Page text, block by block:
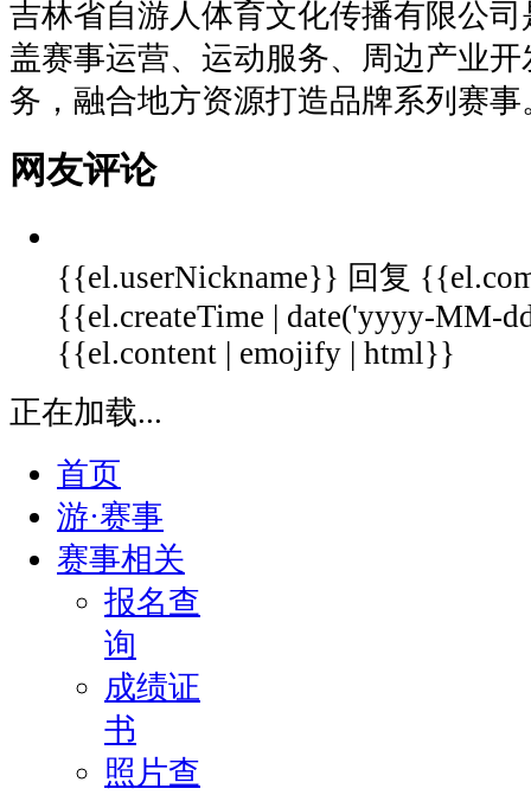
吉林省自游人体育文化传播有限公
盖赛事运营、运动服务、周边产业
务，融合地方资源打造品牌系列赛事
网友评论
{{el.userNickname}} 回复
{{el.createTime | date('yyyy-MM-
{{el.content | emojify | html}}
正在加载...
首页
游·赛事
赛事相关
报名查
询
成绩证
书
照片查